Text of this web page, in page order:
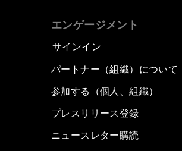
エンゲージメント
サインイン
パートナー（組織）について
参加する（個人、組織）
プレスリリース登録
ニュースレター購読